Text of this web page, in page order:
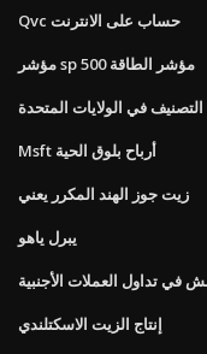
Qvc حساب على الانترنت
مؤشر sp 500 مؤشر الطاقة
التصنيف في الولايات المتحدة
Msft أرباح بلوق الحية
زيت جوز الهند المكرر يعني
يبرل ياهو
في تداول العملات الأجنبية
إنتاج الزيت الاسكتلندي